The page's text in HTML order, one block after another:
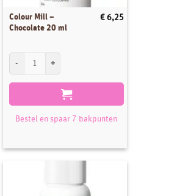
Colour Mill –
Chocolate 20 ml
€ 6,25
Bestel en spaar 7 bakpunten